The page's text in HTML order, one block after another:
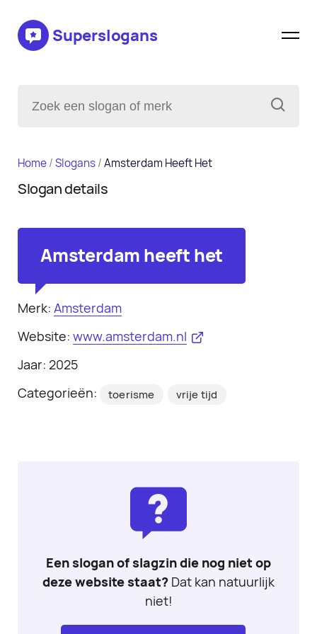
Superslogans
Home/Slogans/Amsterdam Heeft Het
Slogan details
Amsterdam heeft het
Merk: Amsterdam
Website: www.amsterdam.nl
Jaar: 2025
Categorieën:
toerisme vrije tijd
Een slogan of slagzin die nog niet op
deze website staat? Dat kan natuurlijk
niet!